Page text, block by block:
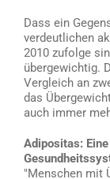
Dass ein
verdeutlichen
2010 zufolge
übergewichtig.
Vergleich an
das
auch immer
Adipositas:
"Menschen mit